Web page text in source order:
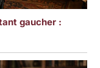
gaucher :